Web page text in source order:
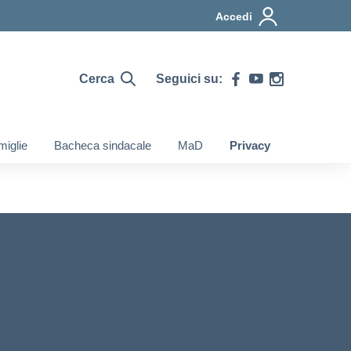
Accedi
Cerca Seguici su:
Bacheca sindacale MaD Privacy